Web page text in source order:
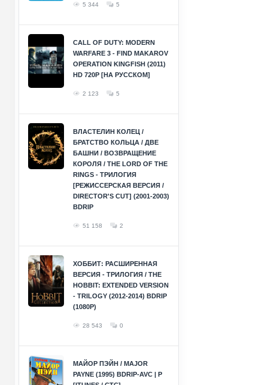
5 344 5
CALL OF DUTY: MODERN
WARFARE 3 - FIND MAKAROV
OPERATION KINGFISH (2011)
HD 720P [НА РУССКОМ]
2 123 5
ВЛАСТЕЛИН КОЛЕЦ /
БРАТСТВО КОЛЬЦА / ДВЕ
БАШНИ / ВОЗВРАЩЕНИЕ
КОРОЛЯ / THE LORD OF THE
RINGS - ТРИЛОГИЯ
[РЕЖИССЕРСКАЯ ВЕРСИЯ /
DIRECTOR'S CUT] (2001-2003)
BDRIP
51 158 2
ХОББИТ: РАСШИРЕННАЯ
ВЕРСИЯ - ТРИЛОГИЯ / THE
HOBBIT: EXTENDED VERSION
- TRILOGY (2012-2014) BDRIP
(1080P)
28 543 0
МАЙОР ПЭЙН / MAJOR
PAYNE (1995) BDRIP-AVC | P